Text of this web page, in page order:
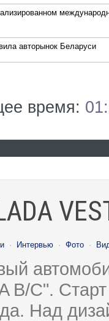
авторынок Беларуси
время:
· Интервью · Фото ·
B/C".
Над